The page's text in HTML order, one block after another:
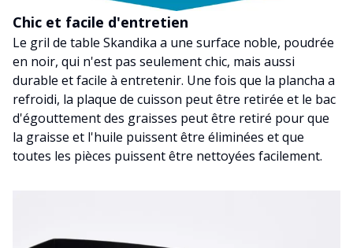
Chic et facile d'entretien
Le gril de table Skandika a une surface noble, poudrée
en noir, qui n'est pas seulement chic, mais aussi
durable et facile à entretenir. Une fois que la plancha a
refroidi, la plaque de cuisson peut être retirée et le bac
d'égouttement des graisses peut être retiré pour que
la graisse et l'huile puissent être éliminées et que
toutes les pièces puissent être nettoyées facilement.